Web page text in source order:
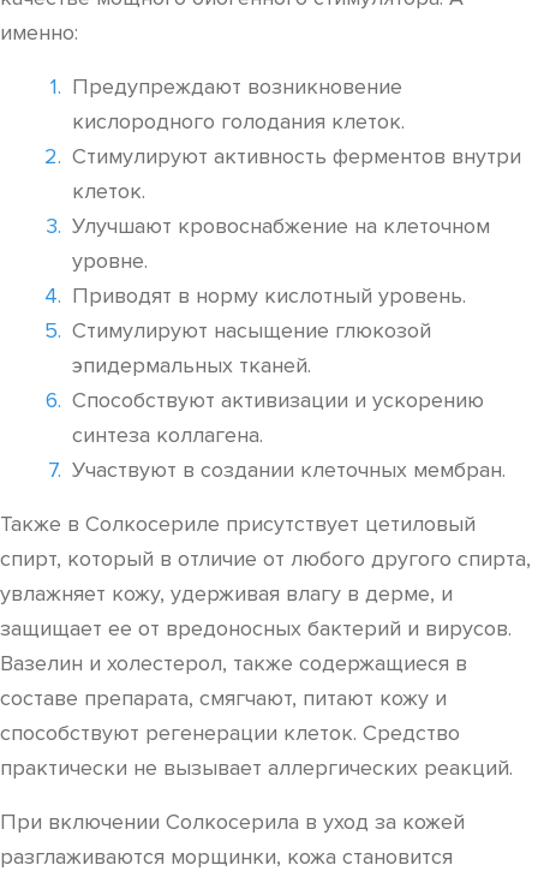
именно:
Предупреждают возникновение
кислородного голодания клеток.
Стимулируют активность ферментов внутри
клеток.
Улучшают кровоснабжение на клеточном
уровне.
Приводят в норму кислотный уровень.
Стимулируют насыщение глюкозой
эпидермальных тканей.
Способствуют активизации и ускорению
синтеза коллагена.
Участвуют в создании клеточных мембран.
Также в Солкосериле присутствует цетиловый
спирт, который в отличие от любого другого спирта,
увлажняет кожу, удерживая влагу в дерме, и
защищает ее от вредоносных бактерий и вирусов.
Вазелин и холестерол, также содержащиеся в
составе препарата, смягчают, питают кожу и
способствуют регенерации клеток. Средство
практически не вызывает аллергических реакций.
При включении Солкосерила в уход за кожей
разглаживаются морщинки, кожа становится